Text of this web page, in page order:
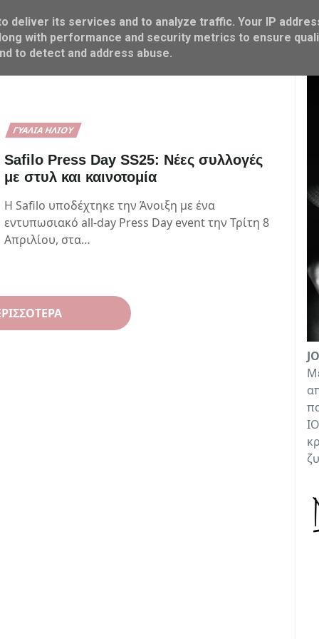
& ΠΑΙΔΙFOOD & COOKM SHOP
ΓΥΑΛΙΆ ΗΛΊΟΥ
Safilo Press Day SS25: Νέες συλλογές
με στυλ και καινοτομία
Η Safilo υποδέχτηκε την Άνοιξη με ένα
εντυπωσιακό all-day Press Day event την Τρίτη 8
Απριλίου, στα…
deliver its services and to analyze traffic. Your IP
with performance and security metrics to ensure
to detect and address abuse.